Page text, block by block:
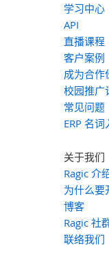
学习中心
API
直播课程
客户案例
成为合作
校园推广
常见问题
ERP 名词
关于我们
Ragic 介
为什么要
博客
Ragic 社
联络我们